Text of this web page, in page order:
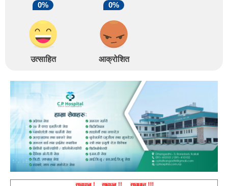
0%
उत्साहित
0%
आक्रोशित